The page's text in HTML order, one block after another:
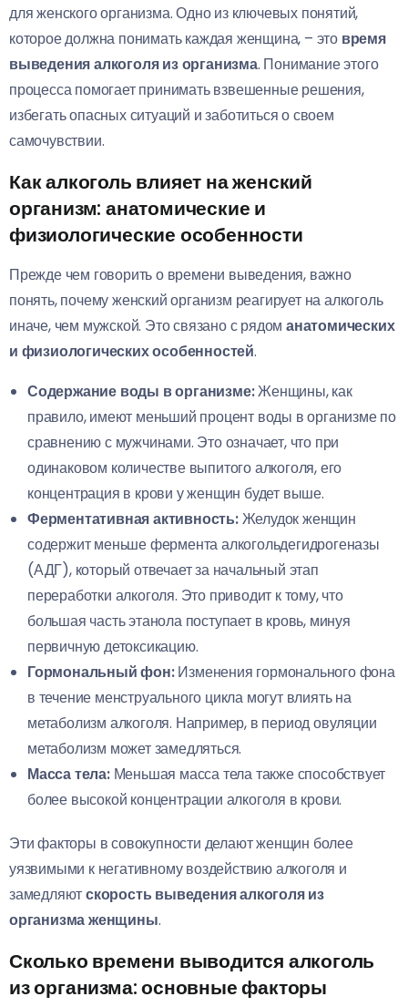
для женского организма. Одно из ключевых понятий,
которое должна понимать каждая женщина, – это время
выведения алкоголя из организма. Понимание этого
процесса помогает принимать взвешенные решения,
избегать опасных ситуаций и заботиться о своем
самочувствии.
Как алкоголь влияет на женский
организм: анатомические и
физиологические особенности
Прежде чем говорить о времени выведения, важно
понять, почему женский организм реагирует на алкоголь
иначе, чем мужской. Это связано с рядом анатомических
и физиологических особенностей.
Содержание воды в организме:Женщины, как
правило, имеют меньший процент воды в организме по
сравнению с мужчинами. Это означает, что при
одинаковом количестве выпитого алкоголя, его
концентрация в крови у женщин будет выше.
Ферментативная активность:Желудок женщин
содержит меньше фермента алкогольдегидрогеназы
(АДГ), который отвечает за начальный этап
переработки алкоголя. Это приводит к тому, что
большая часть этанола поступает в кровь, минуя
первичную детоксикацию.
Гормональный фон:Изменения гормонального фона
в течение менструального цикла могут влиять на
метаболизм алкоголя. Например, в период овуляции
метаболизм может замедляться.
Масса тела:Меньшая масса тела также способствует
более высокой концентрации алкоголя в крови.
Эти факторы в совокупности делают женщин более
уязвимыми к негативному воздействию алкоголя и
замедляютскорость выведения алкоголя из
организма женщины.
Сколько времени выводится алкоголь
из организма: основные факторы